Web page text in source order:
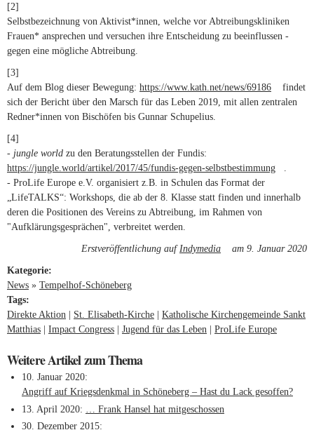
[2]
Selbstbezeichnung von Aktivist*innen, welche vor Abtreibungskliniken
Frauen* ansprechen und versuchen ihre Entscheidung zu beeinflussen -
gegen eine mögliche Abtreibung.
[3]
Auf dem Blog dieser Bewegung: https://www.kath.net/news/69186 (link is
external)
findet
sich der Bericht über den Marsch für das Leben 2019, mit allen zentralen
Redner*innen von Bischöfen bis Gunnar Schupelius.
[4]
- jungle world zu den Beratungsstellen der Fundis:
https://jungle.world/artikel/2017/45/fundis-gegen-selbstbestimmung (link is
.
- ProLife Europe e.V. organisiert z.B. in Schulen das Format der
„LifeTALKS“: Workshops, die ab der 8. Klasse statt finden und innerhalb
deren die Positionen des Vereins zu Abtreibung, im Rahmen von
"Aufklärungsgesprächen", verbreitet werden.
Erstveröffentlichung aufIndymedia (link is external)
am 9. Januar 2020
Kategorie:
News » Tempelhof-Schöneberg
Tags:
Direkte Aktion
St. Elisabeth-Kirche
Katholische Kirchengemeinde Sankt
Matthias
Impact Congress Jugend für das Leben ProLife Europe
Weitere Artikel zum Thema
10. Januar 2020
Angriff auf Kriegsdenkmal in Schöneberg – Hast du Lack gesoffen?
13. April 2020
… Frank Hansel hat mitgeschossen
30. Dezember 2015